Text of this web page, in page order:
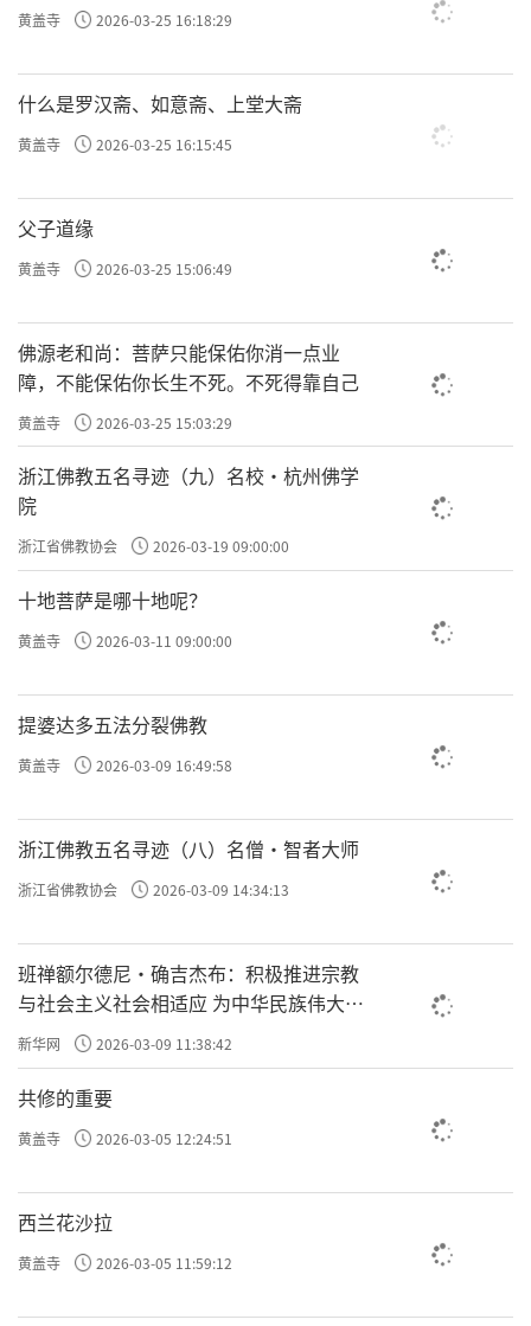
黄盖寺 2026-03-25 16:18:29
什么是罗汉斋、如意斋、上堂大斋
黄盖寺 2026-03-25 16:15:45
父子道缘
黄盖寺 2026-03-25 15:06:49
佛源老和尚：菩萨只能保佑你消一点业
障，不能保佑你长生不死。不死得靠自己
黄盖寺 2026-03-25 15:03:29
浙江佛教五名寻迹（九）名校·杭州佛学
院
浙江省佛教协会 2026-03-19 09:00:00
十地菩萨是哪十地呢？
黄盖寺 2026-03-11 09:00:00
提婆达多五法分裂佛教
黄盖寺 2026-03-09 16:49:58
浙江佛教五名寻迹（八）名僧·智者大师
浙江省佛教协会 2026-03-09 14:34:13
班禅额尔德尼·确吉杰布：积极推进宗教
与社会主义社会相适应 为中华民族伟大复
兴贡献力量
新华网 2026-03-09 11:38:42
共修的重要
黄盖寺 2026-03-05 12:24:51
西兰花沙拉
黄盖寺 2026-03-05 11:59:12